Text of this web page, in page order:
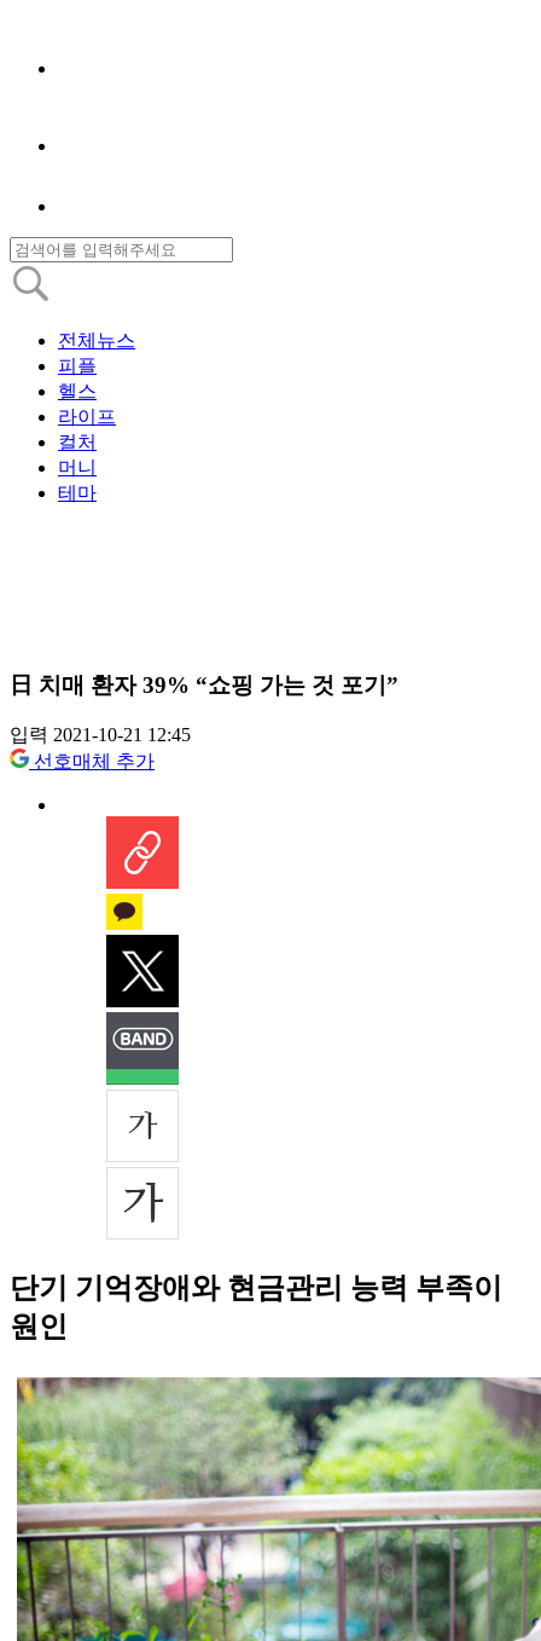
전체뉴스
피플
헬스
라이프
컬처
머니
테마
日 치매 환자 39% “쇼핑 가는 것 포기”
입력 2021-10-21 12:45
선호매체 추가
단기 기억장애와 현금관리 능력 부족이
원인